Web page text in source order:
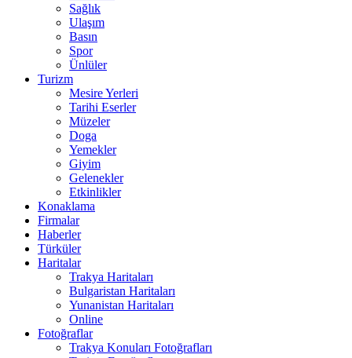
Sağlık
Ulaşım
Basın
Spor
Ünlüler
Turizm
Mesire Yerleri
Tarihi Eserler
Müzeler
Doga
Yemekler
Giyim
Gelenekler
Etkinlikler
Konaklama
Firmalar
Haberler
Türküler
Haritalar
Trakya Haritaları
Bulgaristan Haritaları
Yunanistan Haritaları
Online
Fotoğraflar
Trakya Konuları Fotoğrafları